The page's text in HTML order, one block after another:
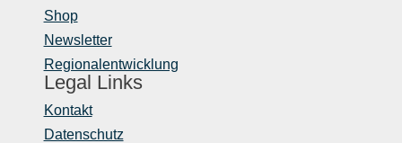
Shop
Newsletter
Regionalentwicklung
Legal Links
Kontakt
Datenschutz